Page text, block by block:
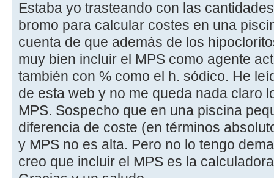
Estaba yo trasteando con las
bromo para calcular costes en una
cuenta de que además de los
muy bien incluir el MPS como agente
también con % como el h. sódico. He
de esta web y no me queda nada claro
MPS. Sospecho que en una piscina
diferencia de coste (en términos
y MPS no es alta. Pero no lo tengo
creo que incluir el MPS es la